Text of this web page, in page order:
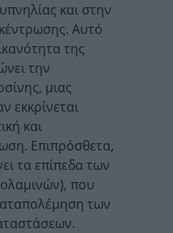
και στην
Αυτό
της
την
μιας
εκκρίνεται
και
Επιπρόσθετα,
τα επίπεδα των
που
των